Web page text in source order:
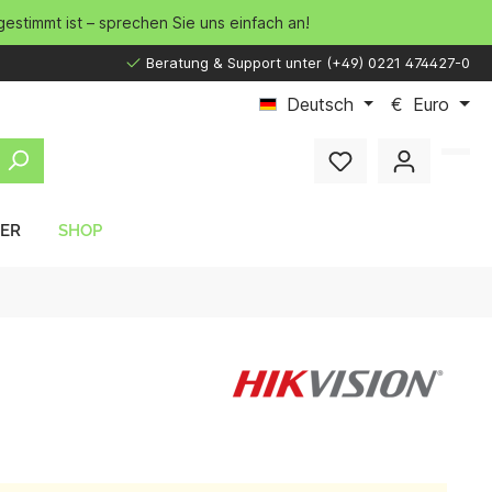
ist – sprechen Sie uns einfach an!
Beratung & Support unter (+49) 0221 474427-0
Deutsch € Euro
SHOP